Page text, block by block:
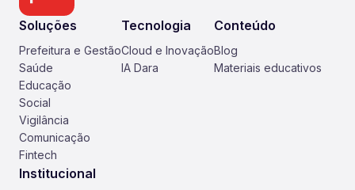
Soluções
Prefeitura e Gestão
Saúde
Educação
Social
Vigilância
Comunicação
Fintech
Tecnologia
Cloud e Inovação
IA Dara
Conteúdo
Blog
Materiais educativos
Institucional